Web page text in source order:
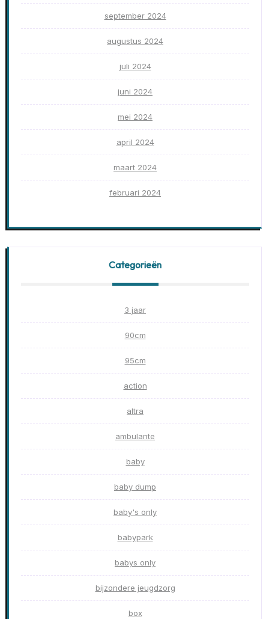
september 2024
augustus 2024
juli 2024
juni 2024
mei 2024
april 2024
maart 2024
februari 2024
Categorieën
3 jaar
90cm
95cm
action
altra
ambulante
baby
baby dump
baby's only
babypark
babys only
bijzondere jeugdzorg
box